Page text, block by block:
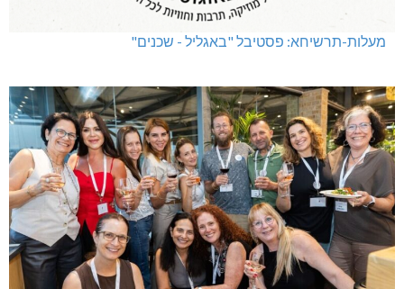
מעלות-תרשיחא: פסטיבל "באגליל - שכנים"